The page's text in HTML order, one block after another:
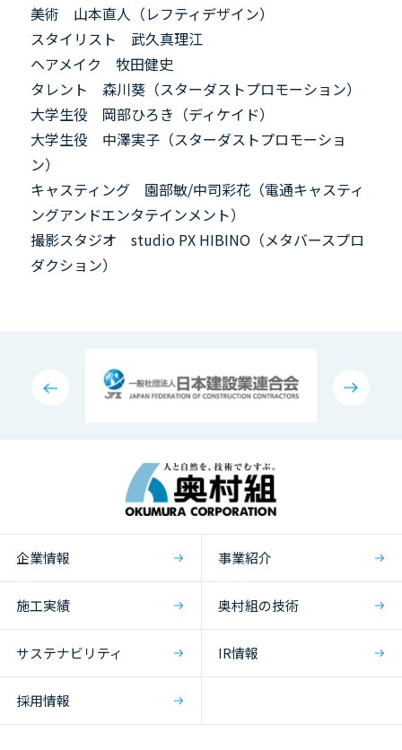
美術 山本直人（レフティデザイン）
スタイリスト 武久真理江
ヘアメイク 牧田健史
タレント 森川葵（スターダストプロモーション）
大学生役 岡部ひろき（ディケイド）
大学生役 中澤実子（スターダストプロモーショ
ン）
キャスティング 園部敏/中司彩花（電通キャスティ
ングアンドエンタテインメント）
撮影スタジオ studio PX HIBINO（メタバースプロ
ダクション）
企業情報 事業紹介
施工実績 奥村組の技術
サステナビリティ IR情報
採用情報